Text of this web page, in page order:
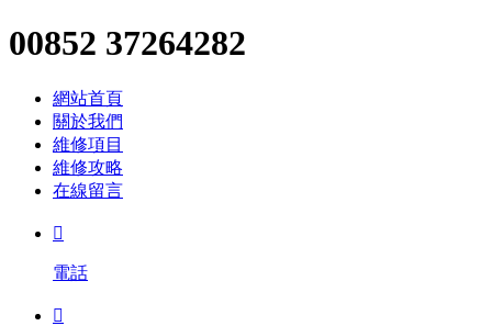
00852 37264282
網站首頁
關於我們
維修項目
維修攻略
在線留言

電話
